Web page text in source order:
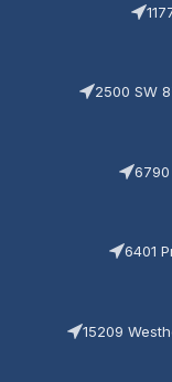
2500 SW
6790
6401
15209